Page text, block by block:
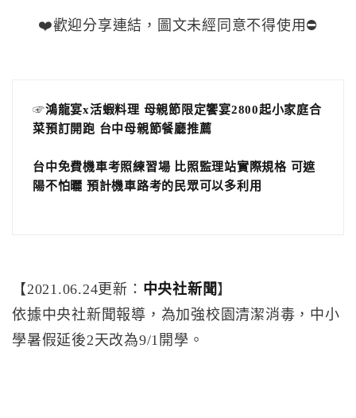
❤️歡迎分享連結，圖文未經同意不得使用⛔️
☞鴻龍宴x活蝦料理 母親節限定饗宴2800起小家庭合
菜預訂開跑 台中母親節餐廳推薦
台中免費機車考照練習場 比照監理站實際規格 可遮
陽不怕曬 預計機車路考的民眾可以多利用
【2021.06.24更新： 中央社新聞 】
依據中央社新聞報導，為加強校園清潔消毒，中小
學暑假延後2天改為9/1開學。